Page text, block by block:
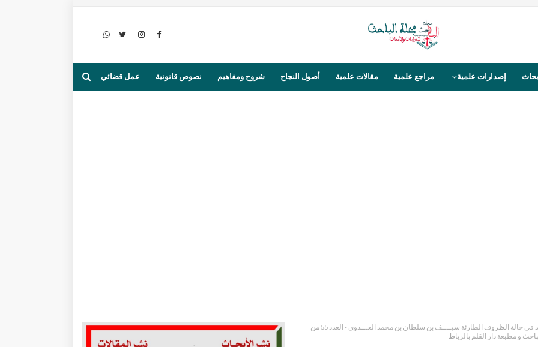
إصدارات علمية مراجع علمية مقالات علمية أصول النجاح شروح ومفاهيم نصوص قانونية عمل قضائي
سلطة القاضي في تعديل العقد في حالة الظروف الطارئة سيــــف بن سلطان بن محمد العـــدوي - العدد 55 من
و مطبعة دار القلم بالرباط